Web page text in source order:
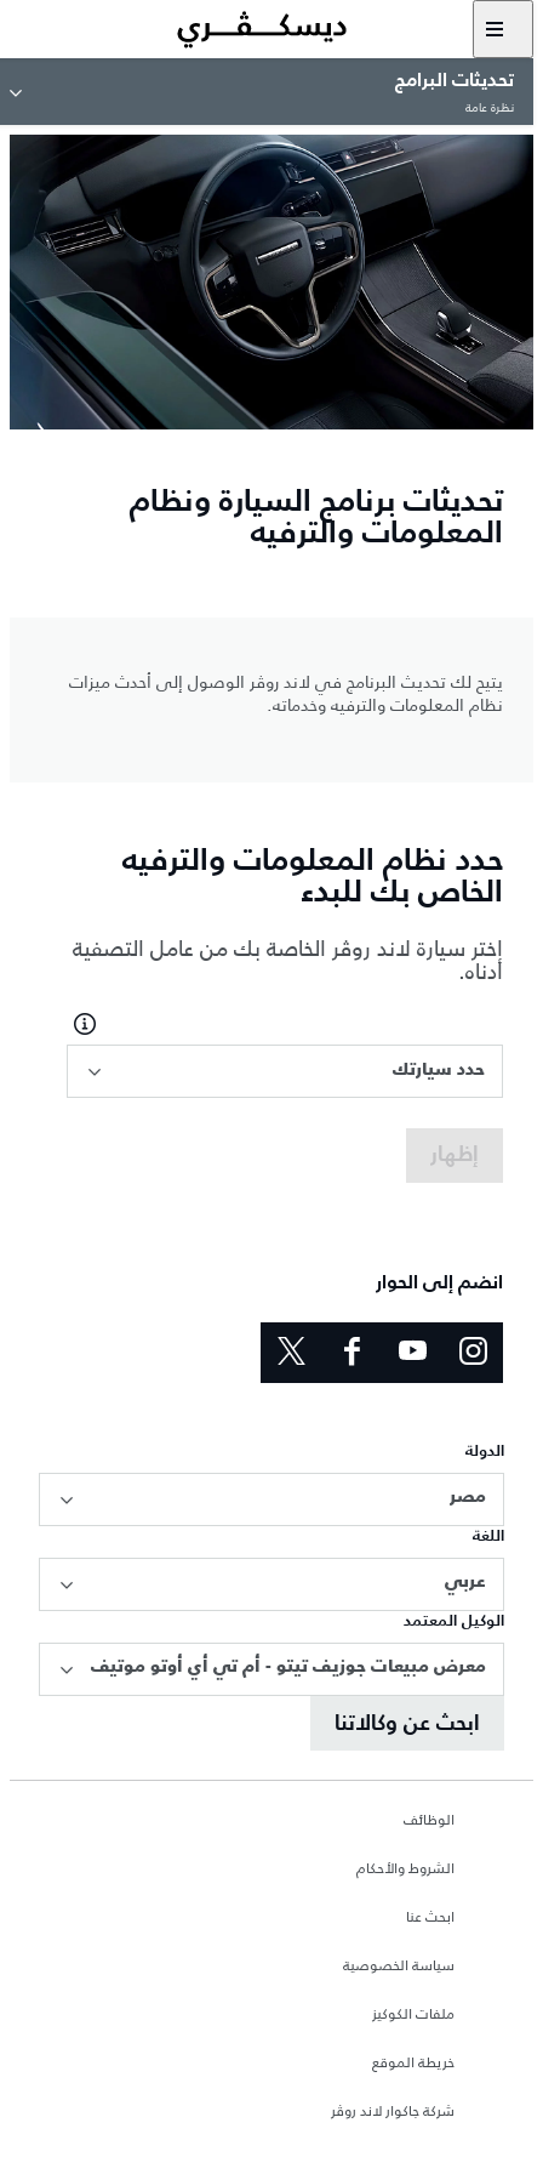
تحديثات البرامج
نظرة عامة
تحديثات برنامج السيارة ونظام
المعلومات والترفيه
يتيح لك تحديث البرنامج في لاند روڤر الوصول إلى أحدث ميزات
نظام المعلومات والترفيه وخدماته.
حدد نظام المعلومات والترفيه
الخاص بك للبدء
اختر سيارة لاند روڤر الخاصة بك من عامل التصفية
أدناه.
حدد سيارتك
إظهار
انضم إلى الحوار
الدولة
مصر
اللغة
عربي
الوكيل المعتمد
معرض مبيعات جوزيف تيتو - أم تي أي أوتو موتيف
ابحث عن وكالاتنا
الوظائف
الشروط والأحكام
ابحث عنا
سياسة الخصوصية
ملفات الكوكيز
خريطة الموقع
شركة جاكوار لاند روڤر